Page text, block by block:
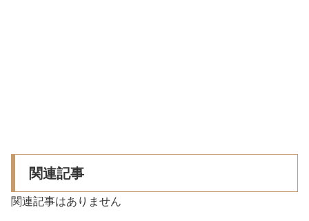
関連記事
関連記事はありません